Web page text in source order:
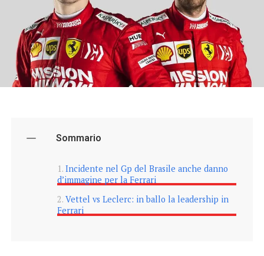
Sommario
Incidente nel Gp del Brasile anche danno
d’immagine per la Ferrari
Vettel vs Leclerc: in ballo la leadership in
Ferrari